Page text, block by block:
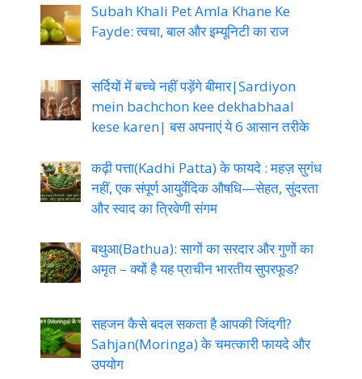
Subah Khali Pet Amla Khane Ke
Fayde: त्वचा, बाल और इम्यूनिटी का राज
सर्दियों में बच्चे नहीं पड़ेंगे बीमार|Sardiyon
mein bachchon kee dekhabhaal
kese karen| बस अपनाएं ये 6 आसान तरीके
कढ़ी पत्ता(Kadhi Patta) के फायदे : महज़ सुगंध
नहीं, एक संपूर्ण आयुर्वेदिक औषधि—सेहत, सुंदरता
और स्वाद का त्रिवेणी संगम
बथुआ(Bathua): सागों का सरदार और गुणों का
अमृत – क्यों है यह प्राचीन भारतीय सुपरफूड?
सहजन कैसे बदल सकता है आपकी जिंदगी?
Sahjan(Moringa) के चमत्कारी फायदे और
उपयोग